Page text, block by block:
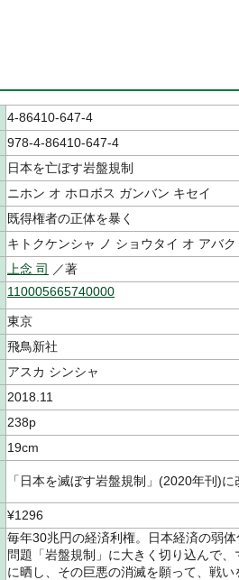
4-86410-647-4
978-4-86410-647-4
日本を亡ぼす岩盤規制
ニホン オ ホロボス ガンバン キセイ
既得権者の正体を暴く
キトクケンシャ ノ ショウタイ オ アバク
上念 司
／著
110005665740000
東京
飛鳥新社
アスカ シンシャ
2018.11
238p
19cm
「日本を滅ぼす岩盤規制」(2020年刊)
¥1296
毎年30兆円の経済利権。日本経済の弱
問題「岩盤規制」に大きく切り込んで
に晒し、その巨悪の消滅を願って、戦い